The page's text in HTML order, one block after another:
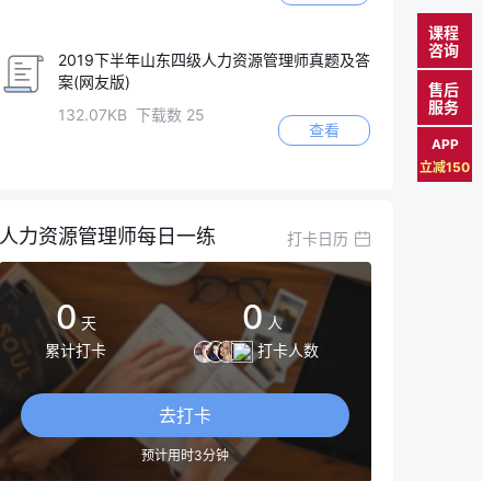
2019下半年山东四级人力资源管理师真题及答
案(网友版)
132.07KB 下载数 25
查看
人力资源管理师每日一练 打卡日历
0 天
累计打卡
0 人
打卡人数
去打卡
预计用时3分钟
课程
咨询
售后
服务
APP
立减150